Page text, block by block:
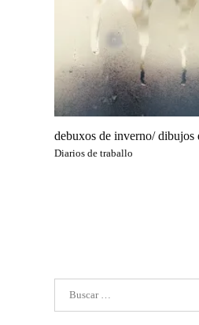
debuxos de inverno/ dibujos
Diarios de traballo